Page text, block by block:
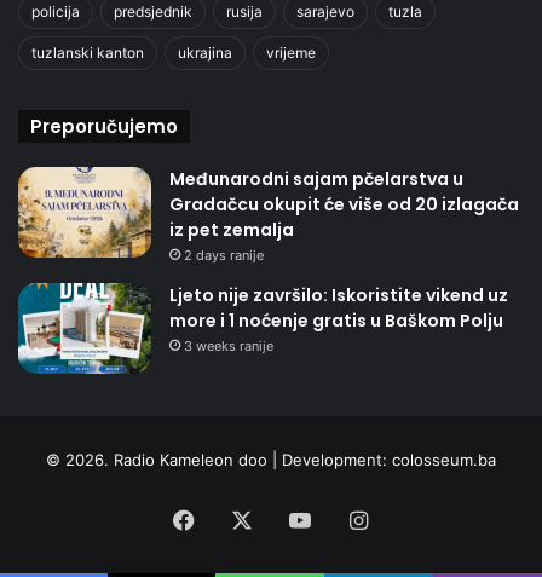
policija predsjednik rusija sarajevo tuzla
tuzlanski kanton ukrajina vrijeme
Preporučujemo
Međunarodni sajam pčelarstva u
Gradačcu okupit će više od 20 izlagača
iz pet zemalja
2 days ranije
Ljeto nije završilo: Iskoristite vikend uz
more i 1 noćenje gratis u Baškom Polju
3 weeks ranije
© 2026. Radio Kameleon doo | Development: colosseum.ba
Facebook YouTubeInstagram